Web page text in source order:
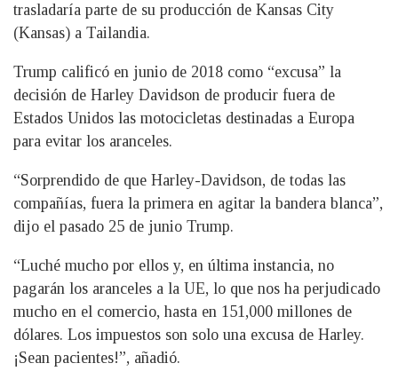
trasladaría parte de su producción de Kansas City
(Kansas) a Tailandia.
Trump calificó en junio de 2018 como “excusa” la
decisión de Harley Davidson de producir fuera de
Estados Unidos las motocicletas destinadas a Europa
para evitar los aranceles.
“Sorprendido de que Harley-Davidson, de todas las
compañías, fuera la primera en agitar la bandera blanca”,
dijo el pasado 25 de junio Trump.
“Luché mucho por ellos y, en última instancia, no
pagarán los aranceles a la UE, lo que nos ha perjudicado
mucho en el comercio, hasta en 151,000 millones de
dólares. Los impuestos son solo una excusa de Harley.
¡Sean pacientes!”, añadió.